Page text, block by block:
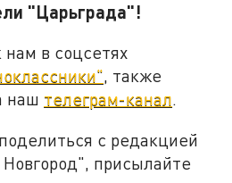
"Царьграда"!
в соцсетях
, также
наш телеграм-канал.
с редакцией
присылайте